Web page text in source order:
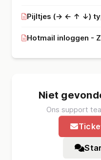
Pijltjes (→ ← ↑ ↓)
Hotmail inloggen -
Niet
Ons support